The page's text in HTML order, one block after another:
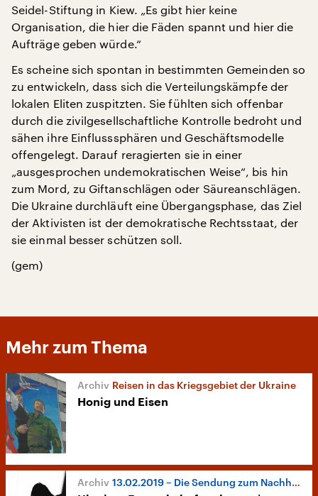
Seidel-Stiftung in Kiew. „Es gibt hier keine
Organisation, die hier die Fäden spannt und hier die
Aufträge geben würde.“
Es scheine sich spontan in bestimmten Gemeinden so
zu entwickeln, dass sich die Verteilungskämpfe der
lokalen Eliten zuspitzten. Sie fühlten sich offenbar
durch die zivilgesellschaftliche Kontrolle bedroht und
sähen ihre Einflusssphären und Geschäftsmodelle
offengelegt. Darauf reragierten sie in einer
„ausgesprochen undemokratischen Weise“, bis hin
zum Mord, zu Giftanschlägen oder Säureanschlägen.
Die Ukraine durchläuft eine Übergangsphase, das Ziel
der Aktivisten ist der demokratische Rechtsstaat, der
sie einmal besser schützen soll.
(gem)
Mehr zum Thema
Reisen in das Kriegsgebiet der Ukraine
Honig und Eisen
13.02.2019 – Die Sendung zum Nachhören